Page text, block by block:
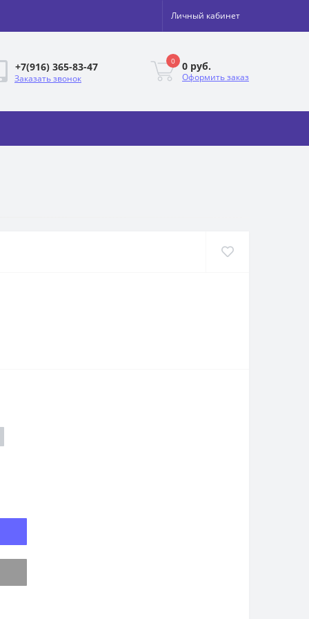
Личный кабинет
+7(916) 365-83-47
Заказать звонок
0 0 руб.
Оформить заказ